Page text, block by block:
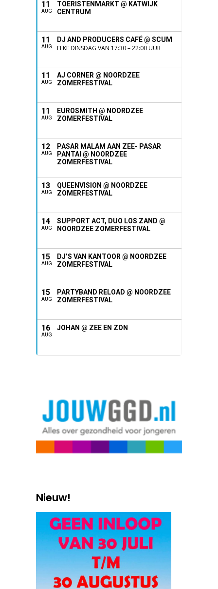
11
AUG
TOERISTENMARKT @ KATWIJK
CENTRUM
11
AUG
DJ AND PRODUCERS CAFÉ @ SCUM
ELKE DINSDAG VAN 17:30 – 22:00 UUR
11
AUG
AJ CORNER @ NOORDZEE
ZOMERFESTIVAL
11
AUG
EUROSMITH @ NOORDZEE
ZOMERFESTIVAL
12
AUG
PASAR MALAM AAN ZEE- PASAR
PANTAI @ NOORDZEE
ZOMERFESTIVAL
13
AUG
QUEENVISION @ NOORDZEE
ZOMERFESTIVAL
14
AUG
SUPPORT ACT, DUO LOS ZAND @
NOORDZEE ZOMERFESTIVAL
15
AUG
DJ’S VAN KANTOOR @ NOORDZEE
ZOMERFESTIVAL
15
AUG
PARTYBAND RELOAD @ NOORDZEE
ZOMERFESTIVAL
16
AUG
JOHAN @ ZEE EN ZON
Nieuw!